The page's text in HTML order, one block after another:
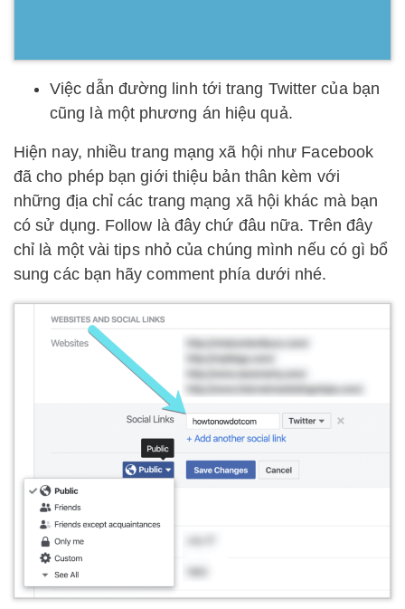
Việc dẫn đường linh tới trang Twitter của bạn
cũng là một phương án hiệu quả.
Hiện nay, nhiều trang mạng xã hội như Facebook
đã cho phép bạn giới thiệu bản thân kèm với
những địa chỉ các trang mạng xã hội khác mà bạn
có sử dụng. Follow là đây chứ đâu nữa. Trên đây
chỉ là một vài tips nhỏ của chúng mình nếu có gì bổ
sung các bạn hãy comment phía dưới nhé.